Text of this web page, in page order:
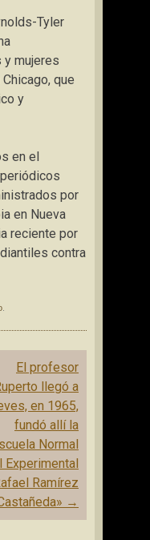
Tyler
y mujeres
que
y
en el
por
en Nueva
reciente por
contra
El profesor
llegó a
en 1965,
fundó allí la
Normal
Experimental
Ramírez
→